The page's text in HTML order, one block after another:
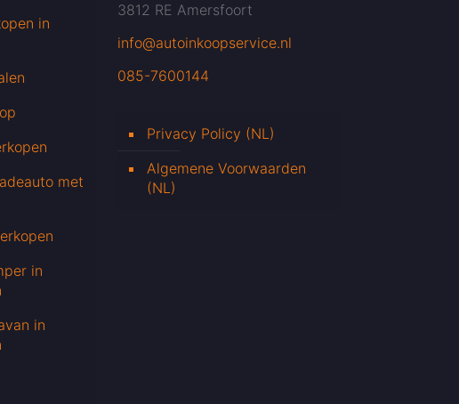
in
met
in
in
3812 RE Amersfoort
info@autoinkoopservice.nl
085-7600144
Privacy Policy (NL)
Algemene Voorwaarden
(NL)